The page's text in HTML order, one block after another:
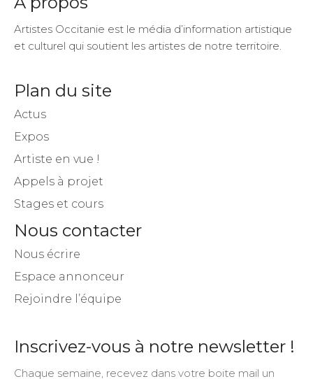
Artistes Occitanie est le média d’information artistique
et culturel qui soutient les artistes de notre territoire.
Plan du site
Actus
Expos
Artiste en vue !
Appels à projet
Stages et cours
Nous contacter
Nous écrire
Espace annonceur
Rejoindre l’équipe
Inscrivez-vous à notre newsletter !
Chaque semaine, recevez dans votre boite mail un